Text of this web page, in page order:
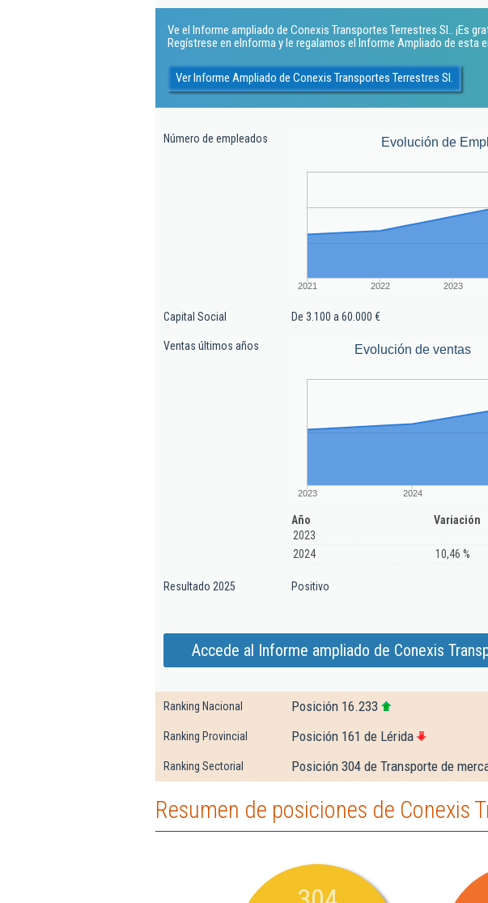
Ve el Informe ampliado de Conexis Transportes Terrestres Sl.. ¡Es
Regístrese en eInforma y le regalamos el Informe Ampliado de esta
Ver Informe Ampliado de Conexis Transportes Terrestres Sl.
Número de empleados Evolución de
2021 2022 2023
Capital Social De 3.100 a 60.000 €
Ventas últimos años Evolución de ventas
2023 2024
Año
Variación
2023
2024
10,46 %
Resultado 2025 Positivo
Accede al Informe ampliado de Conexis
Ranking Nacional Posición 16.233
Ranking Provincial Posición 161 de Lérida
Ranking Sectorial Posición 304 de Transporte de
Resumen de posiciones de Conexis